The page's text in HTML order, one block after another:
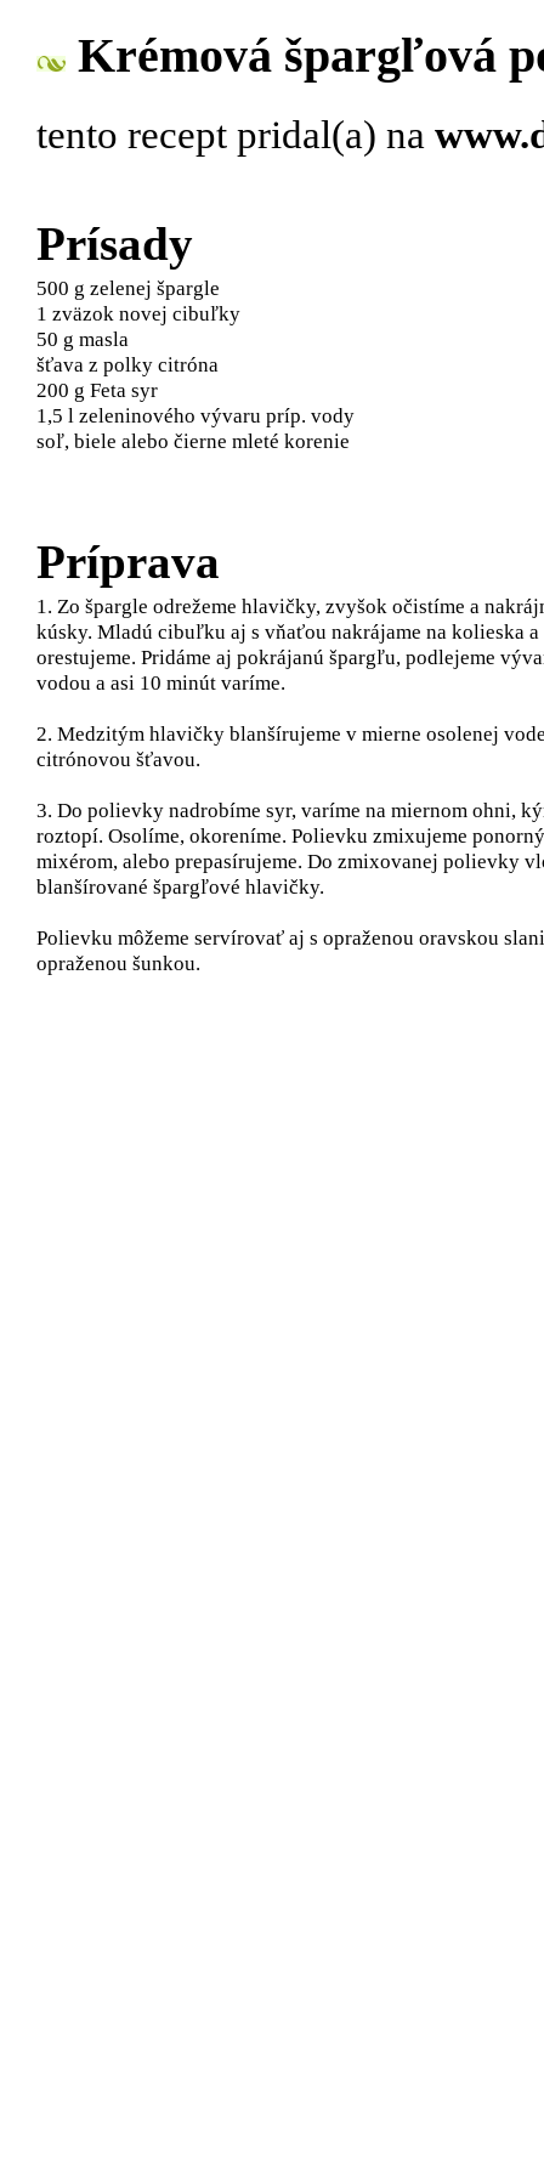
Krémová špargľová
tento recept pridal(a) na
Prísady
500 g zelenej špargle
1 zväzok novej cibuľky
50 g masla
šťava z polky citróna
200 g Feta syr
1,5 l zeleninového vývaru príp. vody
soľ, biele alebo čierne mleté korenie
Príprava
1. Zo špargle odrežeme hlavičky, zvyšok očistíme a
kúsky. Mladú cibuľku aj s vňaťou nakrájame na kolieska a
orestujeme. Pridáme aj pokrájanú špargľu, podlejeme
vodou a asi 10 minút varíme.
2. Medzitým hlavičky blanšírujeme v mierne osolenej
citrónovou šťavou.
3. Do polievky nadrobíme syr, varíme na miernom ohni,
roztopí. Osolíme, okoreníme. Polievku zmixujeme
mixérom, alebo prepasírujeme. Do zmixovanej polievky
blanšírované špargľové hlavičky.
Polievku môžeme servírovať aj s opraženou oravskou
opraženou šunkou.